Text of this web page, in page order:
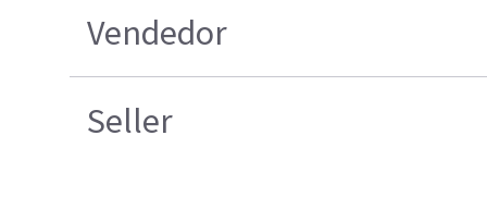
Vendedor
Seller